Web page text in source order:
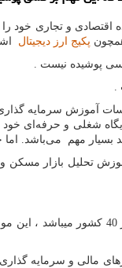
و تجاری خود را
پکیج ارز دیجیتال
پوشیده نیست .
آموزش سرمایه
شغلی و حرفه‌ای
مهم می‌باشد. اما
تحلیل بازار
یونیننس هم اکنون یکی از بهترین مراجع علمی در
گسترده خود در بیش از 40 کشور و به